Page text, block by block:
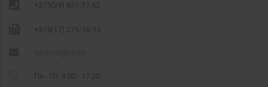
+375(29) 631-37-62
+375(17) 275-16-15
Пн - Пт 9.00 - 17.30